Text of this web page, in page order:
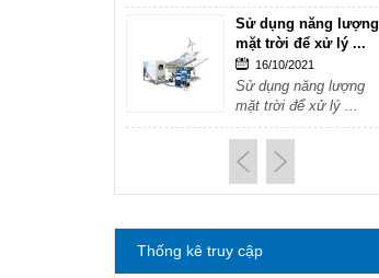
Sử dụng năng lượng
mặt trời để xử lý ...
16/10/2021
Sử dụng năng lượng
mặt trời để xử lý ...
Hướng dẫn lựa chọn
máy lọc nước Gia ...
21/10/2021
máy lọc nước Gia ...
Ô nhiễm nguồn nước
Thống kê truy cập